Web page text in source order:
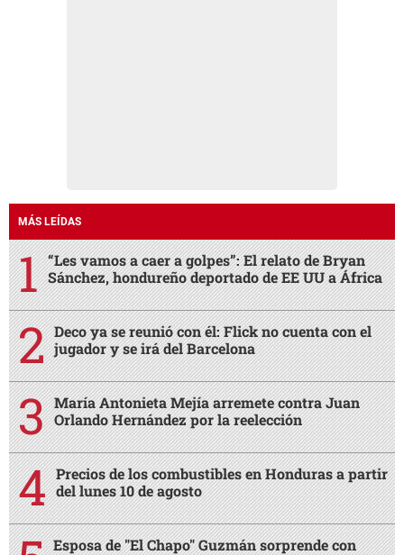
MÁS LEÍDAS
“Les vamos a caer a golpes”: El relato de Bryan
Sánchez, hondureño deportado de EE UU a África
Deco ya se reunió con él: Flick no cuenta con el
jugador y se irá del Barcelona
María Antonieta Mejía arremete contra Juan
Orlando Hernández por la reelección
Precios de los combustibles en Honduras a partir
del lunes 10 de agosto
Esposa de "El Chapo" Guzmán sorprende con